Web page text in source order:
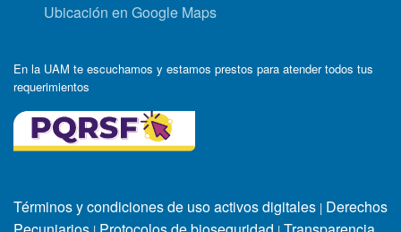
Ubicación en Google Maps
En la UAM te escuchamos y estamos prestos para atender todos tus
requerimientos
Términos y condiciones de uso activos digitales | Derechos